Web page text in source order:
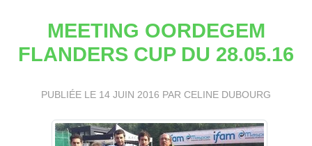
MEETING OORDEGEM
FLANDERS CUP DU 28.05.16
PUBLIÉE LE 14 JUIN 2016 PAR CELINE DUBOURG